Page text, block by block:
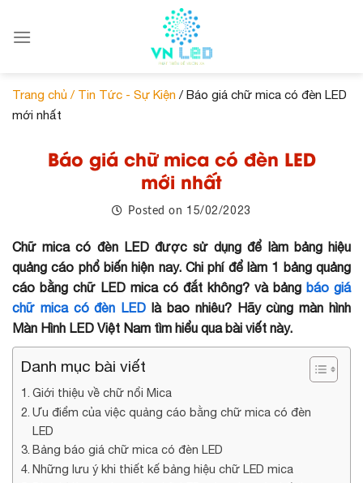
Trang chủ / Tin Tức - Sự Kiện / Báo giá chữ mica có đèn LED
mới nhất
Báo giá chữ mica có đèn LED
mới nhất
Posted on 15/02/2023
Chữ mica có đèn LED được sử dụng để làm bảng hiệu
quảng cáo phổ biến hiện nay. Chi phí để làm 1 bảng quảng
cáo bằng chữ LED mica có đắt không? và bảng báo giá
chữ mica có đèn LEDlà bao nhiêu? Hãy cùng màn hình
Màn Hình LED Việt Nam tìm hiểu qua bài viết này.
Danh mục bài viết
Giới thiệu về chữ nổi Mica
Ưu điểm của việc quảng cáo bằng chữ mica có đèn
LED
Bảng báo giá chữ mica có đèn LED
Những lưu ý khi thiết kế bảng hiệu chữ LED mica